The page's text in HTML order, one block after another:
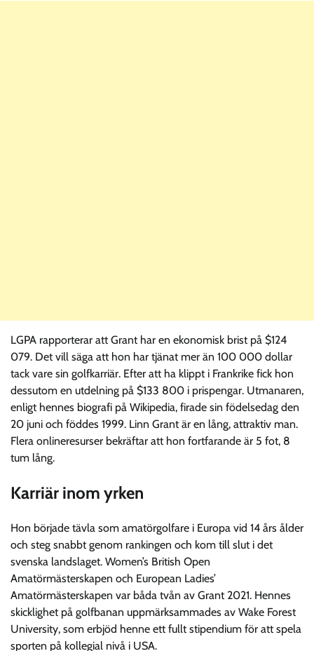
LGPA rapporterar att Grant har en ekonomisk brist på $124
079. Det vill säga att hon har tjänat mer än 100 000 dollar
tack vare sin golfkarriär. Efter att ha klippt i Frankrike fick hon
dessutom en utdelning på $133 800 i prispengar. Utmanaren,
enligt hennes biografi på Wikipedia, firade sin födelsedag den
20 juni och föddes 1999. Linn Grant är en lång, attraktiv man.
Flera onlineresurser bekräftar att hon fortfarande är 5 fot, 8
tum lång.
Karriär inom yrken
Hon började tävla som amatörgolfare i Europa vid 14 års ålder
och steg snabbt genom rankingen och kom till slut i det
svenska landslaget. Women’s British Open
Amatörmästerskapen och European Ladies’
Amatörmästerskapen var båda tvån av Grant 2021. Hennes
skicklighet på golfbanan uppmärksammades av Wake Forest
University, som erbjöd henne ett fullt stipendium för att spela
sporten på kollegial nivå i USA.